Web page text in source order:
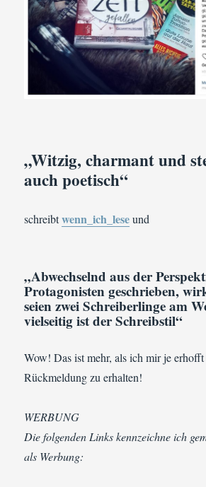
„Witzig, charmant und
auch poetisch“
schreibtwenn_ich_leseund
„Abwechselnd aus der
Protagonisten geschrieben,
seien zwei Schreiberlinge am
vielseitig ist der Schreibstil“
Wow! Das ist mehr, als ich mir je erhofft
Rückmeldung zu erhalten!
WERBUNG
Die folgenden Links kennzeichne ich
als Werbung: